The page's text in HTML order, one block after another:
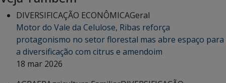
DIVERSIFICAÇÃO ECONÔMICAGeral
Motor do Vale da Celulose, Ribas reforça
protagonismo no setor florestal mas abre espaço para
a diversificação com citrus e amendoim
18 mar 2026